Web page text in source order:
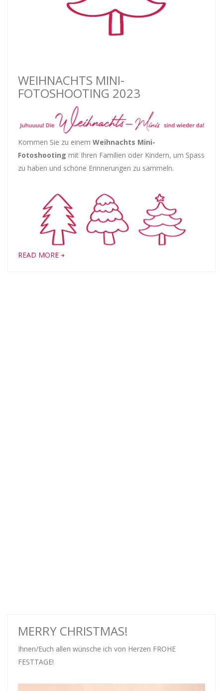
WEIHNACHTS MINI-
FOTOSHOOTING 2023
Kommen Sie zu einem Weihnachts Mini-
Fotoshooting mit Ihren Familien oder Kindern, um Spass
zu haben und schöne Erinnerungen zu sammeln.
READ MORE
MERRY CHRISTMAS!
Ihnen/Euch allen wünsche ich von Herzen FROHE
FESTTAGE!